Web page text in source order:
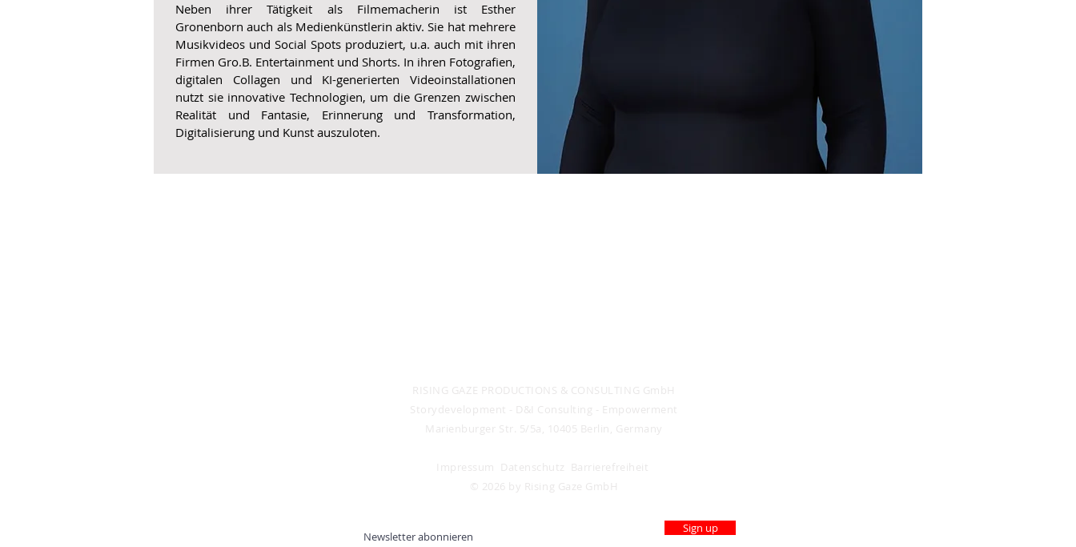
Neben ihrer Tätigkeit als Filmemacherin ist Esther
Gronenborn auch als Medienkünstlerin aktiv. Sie hat mehrere
Musikvideos und Social Spots produziert, u.a. auch mit ihren
Firmen Gro.B. Entertainment und Shorts. In ihren Fotografien,
digitalen Collagen und KI-generierten Videoinstallationen
nutzt sie innovative Technologien, um die Grenzen zwischen
Realität und Fantasie, Erinnerung und Transformation,
Digitalisierung und Kunst auszuloten.
RISING GAZE PRODUCTIONS & CONSULTING GmbH
Storydevelopment -
D&I Consulting - Empowerment
Marienburger Str. 5/5a, 10405 Berlin, Germany
Impressum Datenschutz
Barrierefreiheit
© 2026 by Rising Gaze GmbH
Sign up